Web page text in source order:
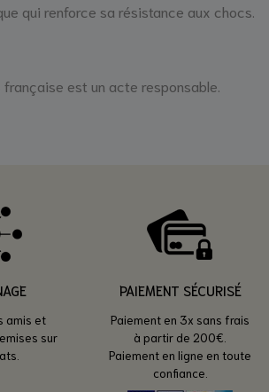
qui renforce sa résistance aux chocs.
est un acte responsable.
amis et
sur
PAIEMENT SÉCURISÉ
Paiement en 3x sans frais
à partir de 200€.
Paiement en ligne en toute
confiance.